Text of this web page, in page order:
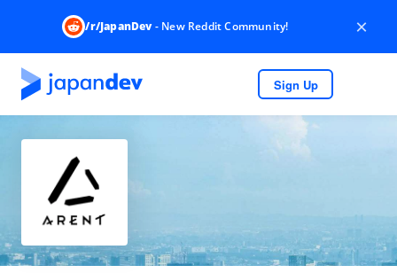
/r/JapanDev- New Reddit Community! ×
Sign Up